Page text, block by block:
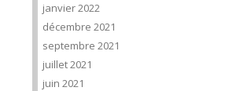
janvier 2022
décembre 2021
septembre 2021
juillet 2021
juin 2021